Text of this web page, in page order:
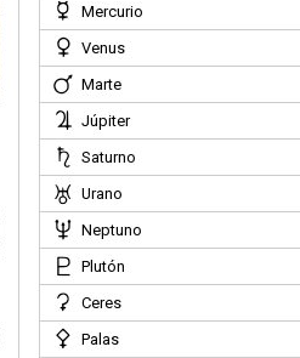
Mercurio
Venus
Marte
Júpiter
Saturno
Urano
Neptuno
Plutón
Ceres
Palas